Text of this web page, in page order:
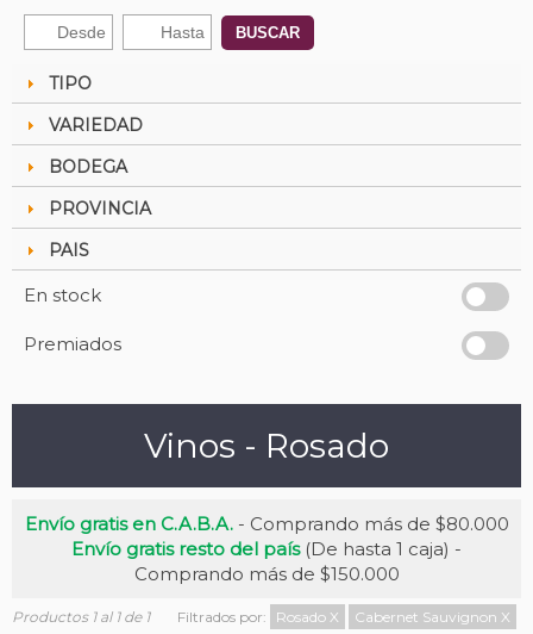
BUSCAR
TIPO
VARIEDAD
BODEGA
PROVINCIA
PAIS
En stock
Premiados
Vinos - Rosado
Envío gratis en C.A.B.A.- Comprando más de $80.000
Envío gratis resto del país(De hasta 1 caja) -
Comprando más de $150.000
Productos 1 al 1 de 1 Filtrados por: Rosado X Cabernet Sauvignon X